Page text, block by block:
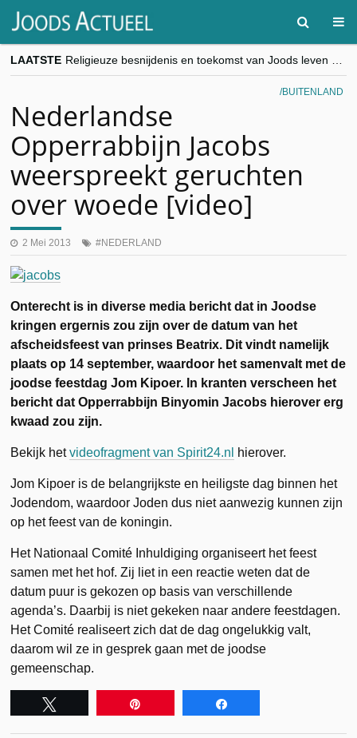
LAATSTE
“Besnijdenisdebat toont hoe moeilijk seculiere Westen minderheden begrijpt”, Jinnih Beels (Vooruit)
CITYTRIP | ROEMENIË – Boekarest: de verrassing van Oost-Europa
BUITENLAND
Nederlandse
Opperrabbijn Jacobs
weerspreekt geruchten
over woede [video]
2 Mei 2013 NEDERLAND
Onterecht is in diverse media bericht dat in Joodse
kringen ergernis zou zijn over de datum van het
afscheidsfeest van prinses Beatrix. Dit vindt namelijk
plaats op 14 september, waardoor het samenvalt met de
joodse feestdag Jom Kipoer. In kranten verscheen het
bericht dat Opperrabbijn Binyomin Jacobs hierover erg
kwaad zou zijn.
Bekijk hetvideofragment van Spirit24.nl hierover.
Jom Kipoer is de belangrijkste en heiligste dag binnen het
Jodendom, waardoor Joden dus niet aanwezig kunnen zijn
op het feest van de koningin.
Het Nationaal Comité Inhuldiging organiseert het feest
samen met het hof. Zij liet in een reactie weten dat de
datum puur is gekozen op basis van verschillende
agenda’s. Daarbij is niet gekeken naar andere feestdagen.
Het Comité realiseert zich dat de dag ongelukkig valt,
daarom wil ze in gesprek gaan met de joodse
gemeenschap.